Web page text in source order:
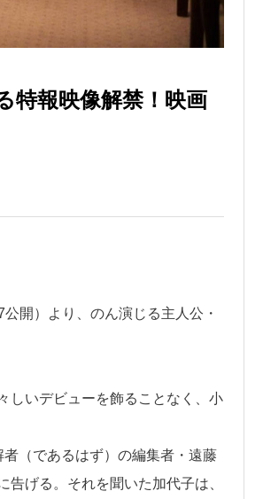
特報映像解禁！映画
開）より、のん演じる主人公・
しいデビューを飾ることなく、小
（であるはず）の編集者・遠藤
げる。それを聞いた加代子は、